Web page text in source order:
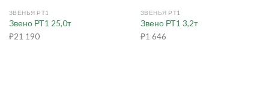
ЗВЕНЬЯ РТ1
Звено РТ1 25,0т
₽21 190
ЗВЕНЬЯ РТ1
Звено РТ1 3,2т
₽1 646